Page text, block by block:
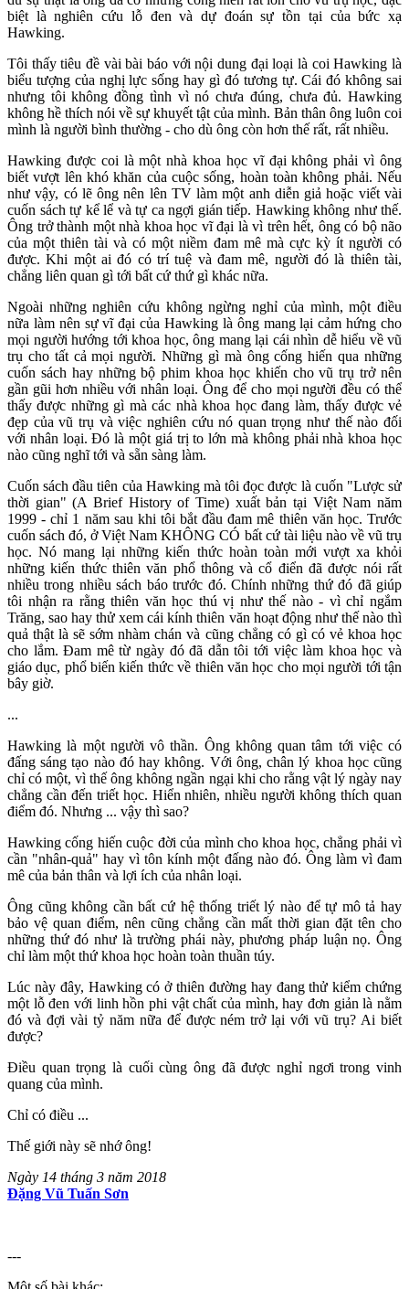
biệt là nghiên cứu lỗ đen và dự đoán sự tồn tại của bức xạ
Hawking.
Tôi thấy tiêu đề vài bài báo với nội dung đại loại là coi Hawking là
biểu tượng của nghị lực sống hay gì đó tương tự. Cái đó không sai
nhưng tôi không đồng tình vì nó chưa đúng, chưa đủ. Hawking
không hề thích nói về sự khuyết tật của mình. Bản thân ông luôn coi
mình là người bình thường - cho dù ông còn hơn thế rất, rất nhiều.
Hawking được coi là một nhà khoa học vĩ đại không phải vì ông
biết vượt lên khó khăn của cuộc sống, hoàn toàn không phải. Nếu
như vậy, có lẽ ông nên lên TV làm một anh diễn giả hoặc viết vài
cuốn sách tự kể lể và tự ca ngợi gián tiếp. Hawking không như thế.
Ông trở thành một nhà khoa học vĩ đại là vì trên hết, ông có bộ não
của một thiên tài và có một niềm đam mê mà cực kỳ ít người có
được. Khi một ai đó có trí tuệ và đam mê, người đó là thiên tài,
chẳng liên quan gì tới bất cứ thứ gì khác nữa.
Ngoài những nghiên cứu không ngừng nghỉ của mình, một điều
nữa làm nên sự vĩ đại của Hawking là ông mang lại cảm hứng cho
mọi người hướng tới khoa học, ông mang lại cái nhìn dễ hiểu về vũ
trụ cho tất cả mọi người. Những gì mà ông cống hiến qua những
cuốn sách hay những bộ phim khoa học khiến cho vũ trụ trở nên
gần gũi hơn nhiều với nhân loại. Ông để cho mọi người đều có thể
thấy được những gì mà các nhà khoa học đang làm, thấy được vẻ
đẹp của vũ trụ và việc nghiên cứu nó quan trọng như thế nào đối
với nhân loại. Đó là một giá trị to lớn mà không phải nhà khoa học
nào cũng nghĩ tới và sẵn sàng làm.
Cuốn sách đầu tiên của Hawking mà tôi đọc được là cuốn "Lược sử
thời gian" (A Brief History of Time) xuất bản tại Việt Nam năm
1999 - chỉ 1 năm sau khi tôi bắt đầu đam mê thiên văn học. Trước
cuốn sách đó, ở Việt Nam KHÔNG CÓ bất cứ tài liệu nào về vũ trụ
học. Nó mang lại những kiến thức hoàn toàn mới vượt xa khỏi
những kiến thức thiên văn phổ thông và cổ điển đã được nói rất
nhiều trong nhiều sách báo trước đó. Chính những thứ đó đã giúp
tôi nhận ra rằng thiên văn học thú vị như thế nào - vì chỉ ngắm
Trăng, sao hay thử xem cái kính thiên văn hoạt động như thế nào thì
quả thật là sẽ sớm nhàm chán và cũng chẳng có gì có vẻ khoa học
cho lắm. Đam mê từ ngày đó đã dẫn tôi tới việc làm khoa học và
giáo dục, phổ biến kiến thức về thiên văn học cho mọi người tới tận
bây giờ.
...
Hawking là một người vô thần. Ông không quan tâm tới việc có
đấng sáng tạo nào đó hay không. Với ông, chân lý khoa học cũng
chỉ có một, vì thế ông không ngần ngại khi cho rằng vật lý ngày nay
chẳng cần đến triết học. Hiển nhiên, nhiều người không thích quan
điểm đó. Nhưng ... vậy thì sao?
Hawking cống hiến cuộc đời của mình cho khoa học, chẳng phải vì
cần "nhân-quả" hay vì tôn kính một đấng nào đó. Ông làm vì đam
mê của bản thân và lợi ích của nhân loại.
Ông cũng không cần bất cứ hệ thống triết lý nào để tự mô tả hay
bảo vệ quan điểm, nên cũng chẳng cần mất thời gian đặt tên cho
những thứ đó như là trường phái này, phương pháp luận nọ. Ông
chỉ làm một thứ khoa học hoàn toàn thuần túy.
Lúc này đây, Hawking có ở thiên đường hay đang thử kiểm chứng
một lỗ đen với linh hồn phi vật chất của mình, hay đơn giản là nằm
đó và đợi vài tỷ năm nữa để được ném trở lại với vũ trụ? Ai biết
được?
Điều quan trọng là cuối cùng ông đã được nghỉ ngơi trong vinh
quang của mình.
Chỉ có điều ...
Thế giới này sẽ nhớ ông!
Ngày 14 tháng 3 năm 2018
Đặng Vũ Tuấn Sơn
---